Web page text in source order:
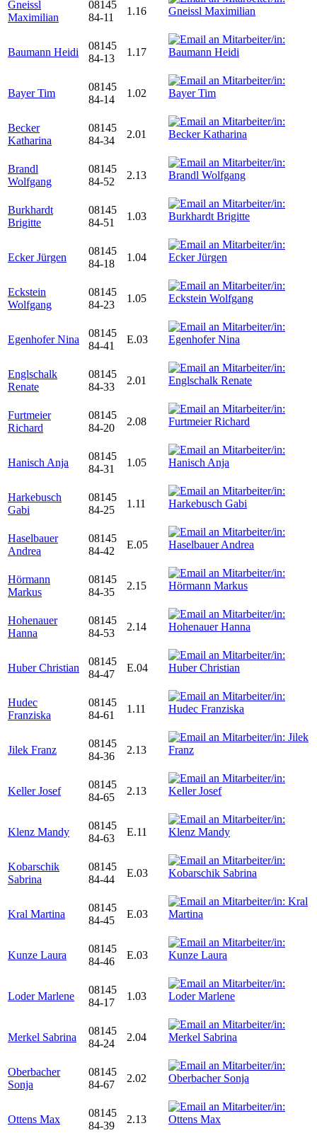
Gneissl
Maximilian
08145
84-11
1.16
Baumann Heidi
08145
84-13
1.17
Bayer Tim
08145
84-14
1.02
Becker
Katharina
08145
84-34
2.01
Brandl
Wolfgang
08145
84-52
2.13
Burkhardt
Brigitte
08145
84-51
1.03
Ecker Jürgen
08145
84-18
1.04
Eckstein
Wolfgang
08145
84-23
1.05
Egenhofer Nina
08145
84-41
E.03
Englschalk
Renate
08145
84-33
2.01
Furtmeier
Richard
08145
84-20
2.08
Hanisch Anja
08145
84-31
1.05
Harkebusch
Gabi
08145
84-25
1.11
Haselbauer
Andrea
08145
84-42
E.05
Hörmann
Markus
08145
84-35
2.15
Hohenauer
Hanna
08145
84-53
2.14
Huber Christian
08145
84-47
E.04
Hudec
Franziska
08145
84-61
1.11
Jilek Franz
08145
84-36
2.13
Keller Josef
08145
84-65
2.13
Klenz Mandy
08145
84-63
E.11
Kobarschik
Sabrina
08145
84-44
E.03
Kral Martina
08145
84-45
E.03
Kunze Laura
08145
84-46
E.03
Loder Marlene
08145
84-17
1.03
Merkel Sabrina
08145
84-24
2.04
Oberbacher
Sonja
08145
84-67
2.02
Ottens Max
08145
84-39
2.13